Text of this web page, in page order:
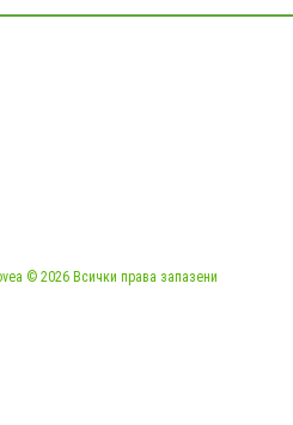
© 2026 Всички права запазени